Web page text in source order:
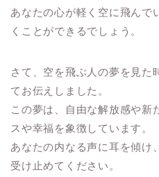
あなたの心が軽く空に飛んで
くことができるでしょう。
さて、空を飛ぶ人の夢を見た
てお伝えしました。
この夢は、自由な解放感や新
スや幸福を象徴しています。
あなたの内なる声に耳を傾け
受け止めてください。